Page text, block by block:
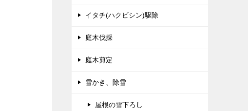
イタチ(ハクビシン)駆除
庭木伐採
庭木剪定
雪かき、除雪
屋根の雪下ろし